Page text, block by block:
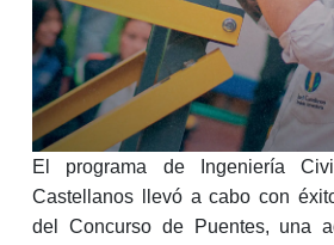
El programa de Ingeniería
Castellanos llevó a cabo con
del Concurso de Puentes, una